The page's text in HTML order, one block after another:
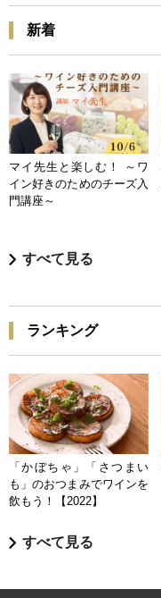
新着
マイ先生と楽しむ！ ～ワ
イン好きのためのチーズ入
門講座～
すべて見る
ランキング
「かぼちゃ」「さつまい
も」のおつまみでワインを
飲もう！【2022】
すべて見る